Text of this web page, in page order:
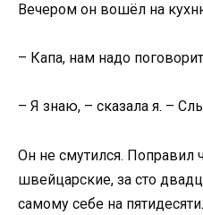
Вечером он вошёл на
– Капа, нам надо
– Я знаю, – сказала я. –
Он не смутился. Поправил
швейцарские, за сто
самому себе на